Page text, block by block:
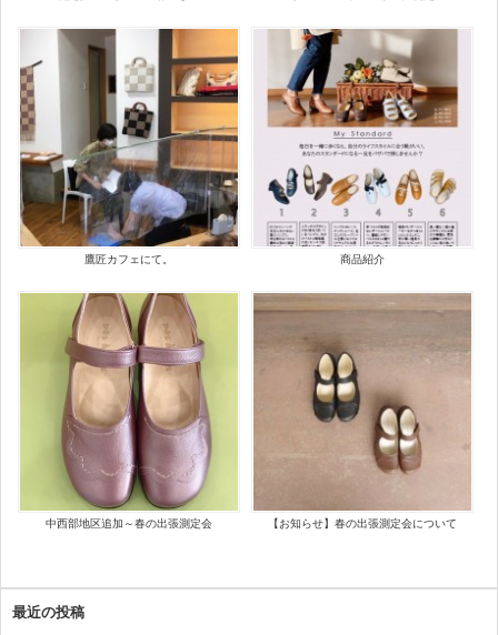
鷹匠カフェにて。 商品紹介
中西部地区追加～春の出張測定会 【お知らせ】春の出張測定会について
最近の投稿